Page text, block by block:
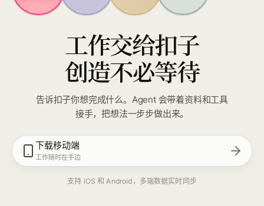
工作交给扣子
创造不必等待
告诉扣子你想完成什么。Agent 会带着资料和工具
接手，把想法一步步做出来。
下载移动端
工作随时在手边
支持 iOS 和 Android，多端数据实时同步